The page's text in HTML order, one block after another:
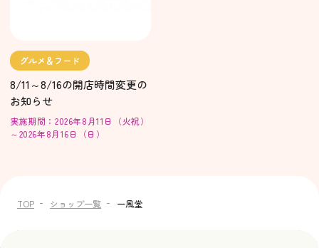
グルメ＆フード
8/11～8/16の開店時間変更の
お知らせ
実施期間：2026年8月11日（火祝）
～2026年8月16日（日）
TOP ショップ一覧 一風堂